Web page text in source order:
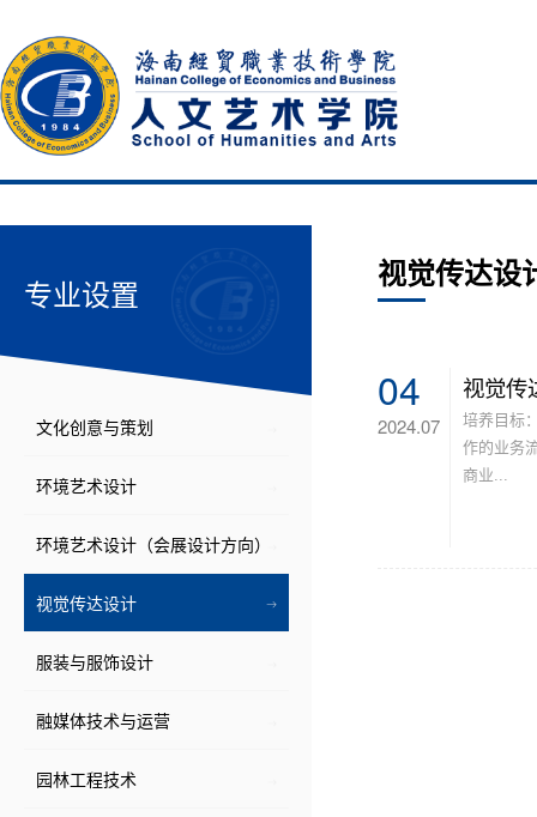
专业设置
文化创意与策划
环境艺术设计
环境艺术设计（会展设计方向）
视觉传达设计
服装与服饰设计
融媒体技术与运营
园林工程技术
视觉传达设
04
2024.07
视觉传
培养目标
作的业务
商业...